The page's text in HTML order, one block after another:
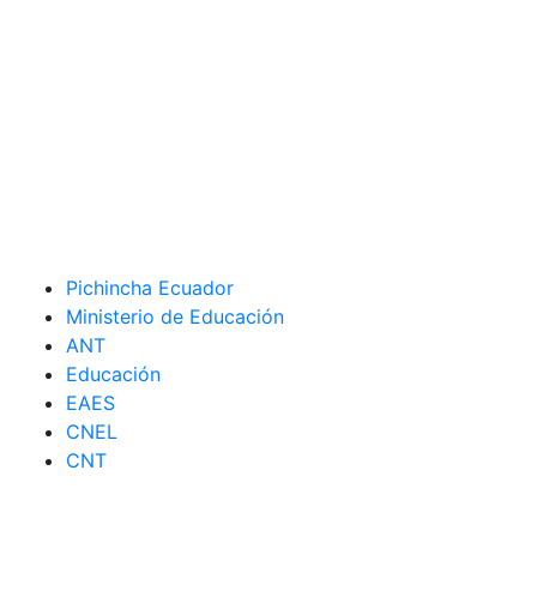
Pichincha Ecuador
Ministerio de Educación
ANT
Educación
EAES
CNEL
CNT